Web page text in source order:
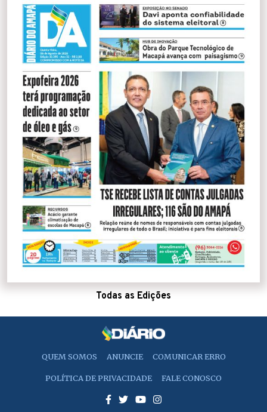
Todas as Edições
QUEM SOMOS ANUNCIE COMUNICAR ERRO
POLÍTICA DE PRIVACIDADE FALE CONOSCO